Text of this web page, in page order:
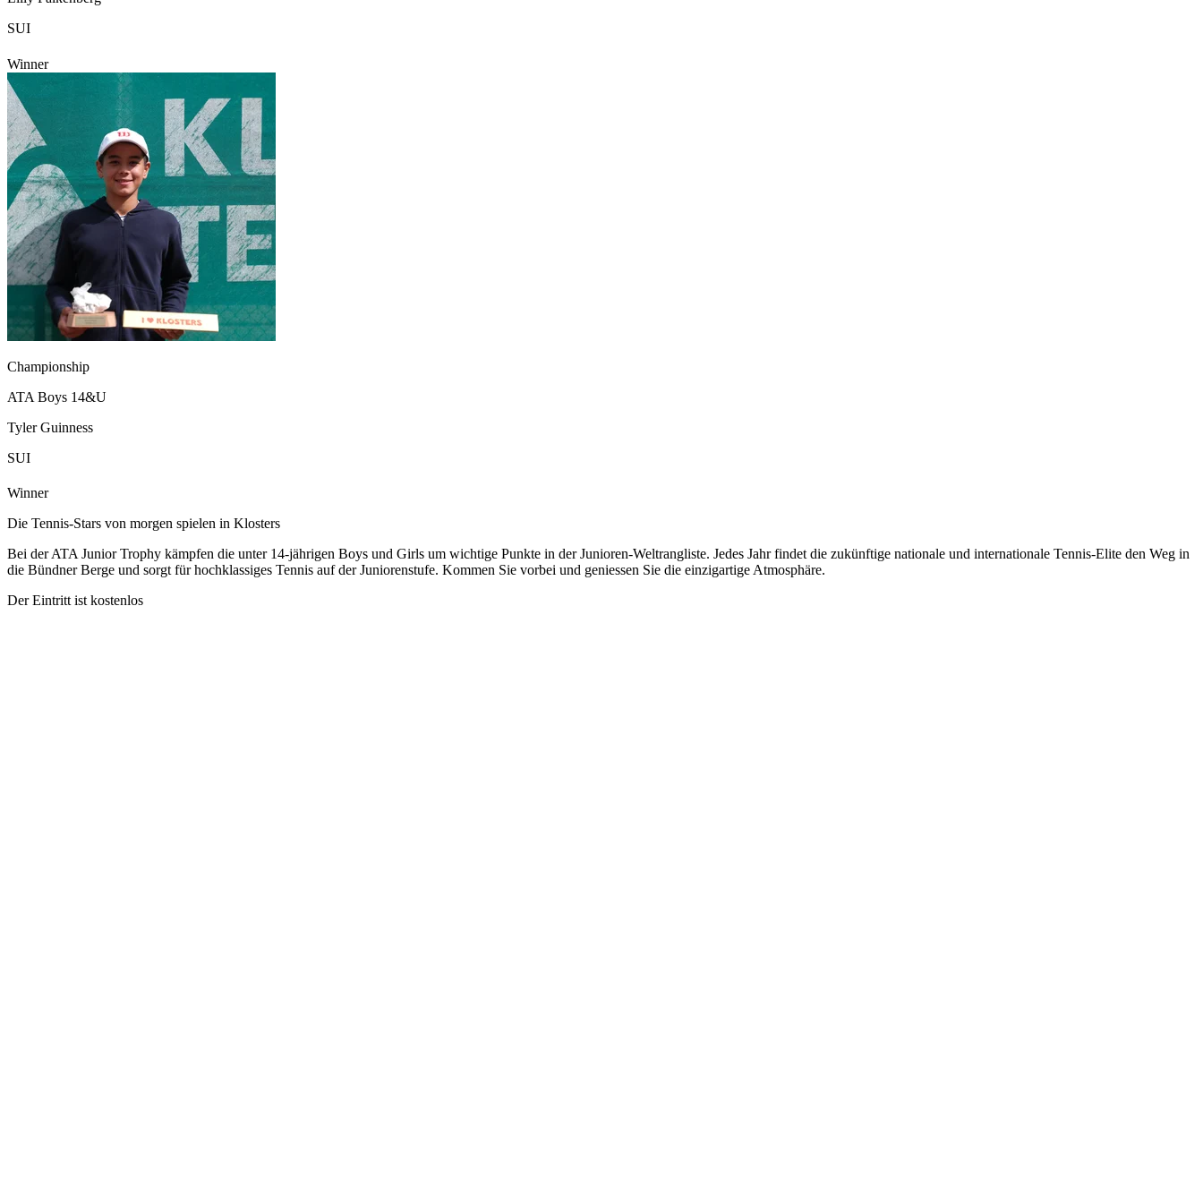
SUI
Winner
Championship
ATA Boys 14&U
Tyler Guinness
SUI
Winner
Die Tennis-Stars von morgen spielen in Klosters
Bei der ATA Junior Trophy kämpfen die unter 14-jährigen Boys und Girls um wichtige Punkte in der Junioren-Weltrangliste. Jedes Jahr findet die zukünftige nationale und internationale Tennis-Elite den Weg in
die Bündner Berge und sorgt für hochklassiges Tennis auf der Juniorenstufe. Kommen Sie vorbei und geniessen Sie die einzigartige Atmosphäre.
Der Eintritt ist kostenlos